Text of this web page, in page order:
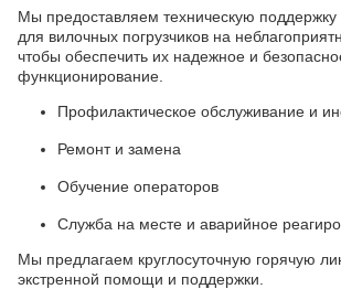
Мы предоставляем техническую
для вилочных погрузчиков на
чтобы обеспечить их надежное и
функционирование.
Профилактическое обслуживание и
Ремонт и замена
Обучение операторов
Служба на месте и аварийное
Мы предлагаем круглосуточную горячую
экстренной помощи и поддержки.